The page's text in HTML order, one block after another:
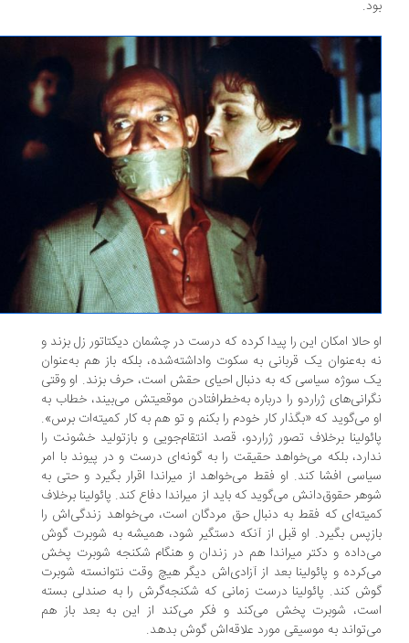
حالا امکان این را پیدا کرده که درست در چشمان دیکتاتور زل بزند و
به‌عنوان یک قربانی به‌ سکوت‌ واداشته‌شده، بلکه باز هم به‌عنوان
سوژه‌ سیاسی که به‌ دنبال احیای حقش است، حرف بزند. او وقتی
ژراردو را درباره به‌خطرافتادن موقعیتش می‌بیند، خطاب به
می‌گوید که «بگذار کار خودم را بکنم و تو هم به کار کمیته‌ات برس».
برخلاف تصور ژراردو، قصد انتقام‌جویی و بازتولید خشونت را
بلکه می‌خواهد حقیقت را به‌ گونه‌ای درست و در پیوند با امر
افشا کند. او فقط می‌خواهد از میراندا اقرار بگیرد و حتی به
حقوق‌دانش می‌گوید که باید از میراندا دفاع کند. پائولینا برخلاف
که فقط به‌ دنبال حق مردگان است، می‌خواهد زندگی‌اش را
بگیرد. او قبل از آنکه دستگیر شود، همیشه به شوبرت گوش
و دکتر میراندا هم در زندان و هنگام شکنجه شوبرت پخش
و پائولینا بعد از آزادی‌اش دیگر هیچ‌ وقت نتوانسته شوبرت
کند. پائولینا درست زمانی که شکنجه‌گرش را به صندلی بسته
شوبرت پخش می‌کند و فکر می‌کند از این به‌ بعد باز هم
به موسیقی مورد علاقه‌اش گوش بدهد.